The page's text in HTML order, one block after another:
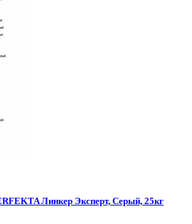
Линкер Эксперт, Серый, 25кг